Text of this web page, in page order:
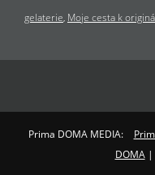
gelaterie Moje cesta k
Prima DOMA MEDIA:
DOMA|